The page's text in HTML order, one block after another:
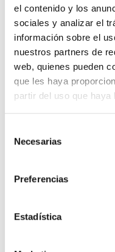
el contenido y los
sociales y analizar el
información sobre el
nuestros partners de
web, quienes pueden
que les haya
partir del uso que
Necesarias
Preferencias
Estadística
Descripción
NIESSEN SKY 8571 CN
16 productos en la